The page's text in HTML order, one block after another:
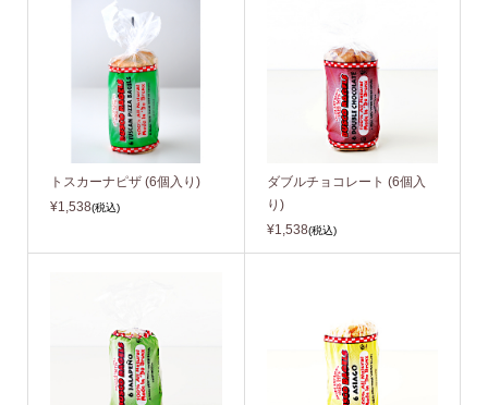
トスカーナピザ (6個入り)
¥1,538(税込)
ダブルチョコレート (6個入
り)
¥1,538(税込)